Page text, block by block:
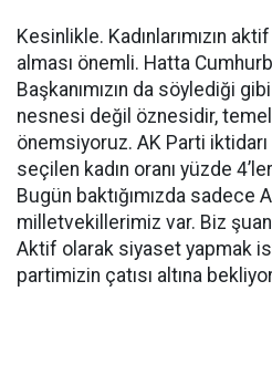
Kesinlikle. Kadınlarımızın
alması önemli. Hatta
Başkanımızın da söylediği
nesnesi değil öznesidir, temel
önemsiyoruz. AK Parti
seçilen kadın oranı yüzde
Bugün baktığımızda sadece
milletvekillerimiz var. Biz
Aktif olarak siyaset yapmak
partimizin çatısı altına